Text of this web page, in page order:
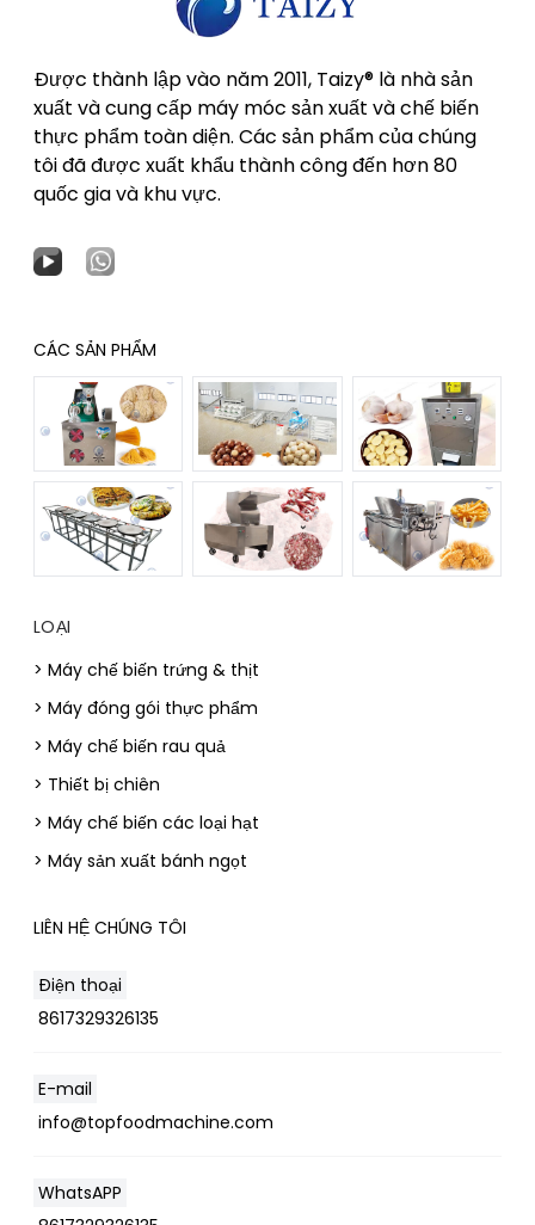
Được thành lập vào năm 2011, Taizy® là nhà sản
xuất và cung cấp máy móc sản xuất và chế biến
thực phẩm toàn diện. Các sản phẩm của chúng
tôi đã được xuất khẩu thành công đến hơn 80
quốc gia và khu vực.
CÁC SẢN PHẨM
LOẠI
> Máy chế biến trứng & thịt
> Máy đóng gói thực phẩm
> Máy chế biến rau quả
> Thiết bị chiên
> Máy chế biến các loại hạt
> Máy sản xuất bánh ngọt
LIÊN HỆ CHÚNG TÔI
Điện thoại
8617329326135
E-mail
info@topfoodmachine.com
WhatsAPP